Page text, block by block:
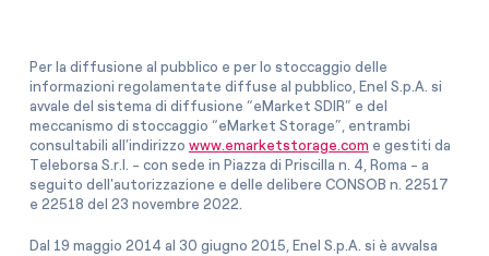
Per la diffusione al pubblico e per lo stoccaggio delle
informazioni regolamentate diffuse al pubblico, Enel S.p.A. si
avvale del sistema di diffusione “eMarket SDIR” e del
meccanismo di stoccaggio “eMarket Storage”, entrambi
consultabili all’indirizzo www.emarketstorage.com e gestiti da
Teleborsa S.r.l. - con sede in Piazza di Priscilla n. 4, Roma - a
seguito dell'autorizzazione e delle delibere CONSOB n. 22517
e 22518 del 23 novembre 2022.
Dal 19 maggio 2014 al 30 giugno 2015, Enel S.p.A. si è avvalsa